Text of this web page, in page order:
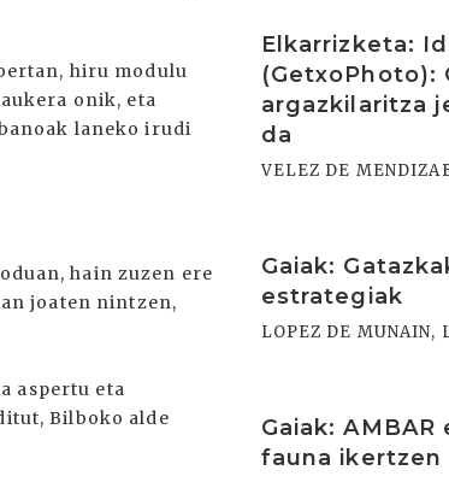
hiru modulu
onik, eta
laneko irudi
hain zuzen ere
joaten nintzen,
aspertu eta
Bilboko alde
Elkarrizketa:
(GetxoPhoto):
argazkilaritza
da
VELEZ DE
Gaiak:
estrategiak
LOPEZ DE MUNAIN,
Gaiak:
fauna ikertzen